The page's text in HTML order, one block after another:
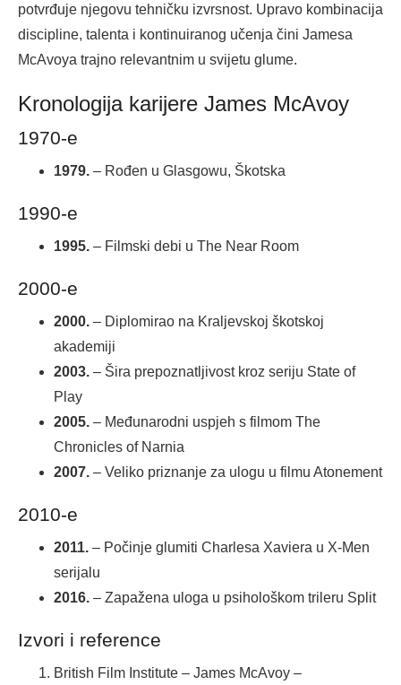
potvrđuje njegovu tehničku izvrsnost. Upravo kombinacija
discipline, talenta i kontinuiranog učenja čini Jamesa
McAvoya trajno relevantnim u svijetu glume.
Kronologija karijere James McAvoy
1970-e
1979. – Rođen u Glasgowu, Škotska
1990-e
1995. – Filmski debi u The Near Room
2000-e
2000. – Diplomirao na Kraljevskoj škotskoj
akademiji
2003. – Šira prepoznatljivost kroz seriju State of
Play
2005. – Međunarodni uspjeh s filmom The
Chronicles of Narnia
2007. – Veliko priznanje za ulogu u filmu Atonement
2010-e
2011. – Počinje glumiti Charlesa Xaviera u X-Men
serijalu
2016. – Zapažena uloga u psihološkom trileru Split
Izvori i reference
British Film Institute – James McAvoy –